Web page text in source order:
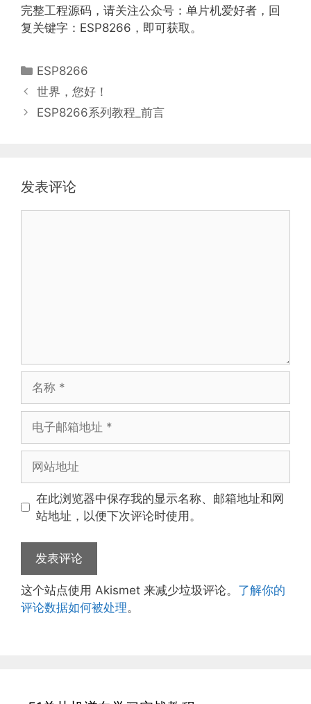
完整工程源码，请关注公众号：单片机爱好者，回
复关键字：ESP8266，即可获取。
分
类
ESP8266
世界，您好！
ESP8266系列教程_前言
发表评论
邮
地
址
址
在此浏览器中保存我的显示名称、邮箱地址和网
站地址，以便下次评论时使用。
这个站点使用 Akismet 来减少垃圾评论。 了解你的
评论数据如何被处理。